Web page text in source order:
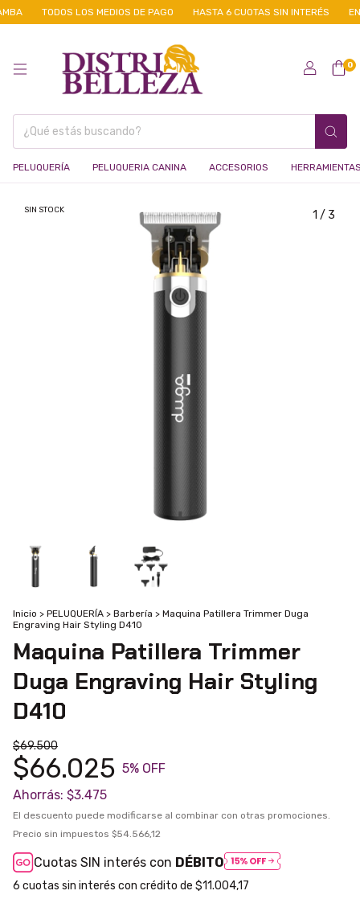
TODOS LOS MEDIOS DE PAGO HASTA 6 CUOTAS SIN INTERÉS
0
PELUQUERÍA PELUQUERIA CANINA ACCESORIOS
SIN STOCK 1 / 3
Inicio > PELUQUERÍA > Barbería > Maquina Patillera Trimmer Duga
Engraving Hair Styling D410
Maquina Patillera Trimmer
Duga Engraving Hair Styling
D410
$69.500
$66.025 5% OFF
Ahorrás: $3.475
El descuento puede modificarse al combinar con otras promociones.
Precio sin impuestos $54.566,12
Cuotas SIN interés con DÉBITO
6 $11.004,17